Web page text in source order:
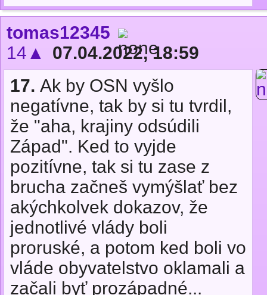
tomas12345
14▲
07.04.2022, 18:59
17. Ak by OSN vyšlo
negatívne, tak by si tu tvrdil,
že "aha, krajiny odsúdili
Západ". Ked to vyjde
pozitívne, tak si tu zase z
brucha začneš vymýšlať bez
akýchkolvek dokazov, že
jednotlivé vlády boli
proruské, a potom ked boli vo
vláde obyvatelstvo oklamali a
začali byť prozápadné...